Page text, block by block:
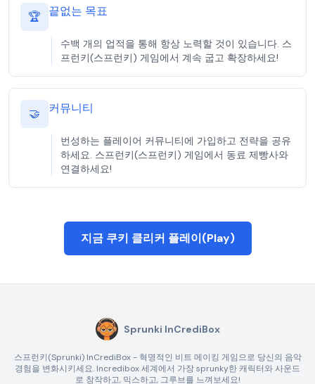
🏆 끝없는 목표
수백 개의 업적을 통해 항상 노력할 것이 있습니다. 스
프런키(스프런키) 게임에서 계속 굽고 확장하세요!
🤝 커뮤니티
번성하는 플레이어 커뮤니티에 가입하고 전략을 공유
하세요. 스프런키(스프런키) 게임에서 동료 제빵사와
연결하세요!
지금 쿠키 클리커 플레이(Play)
Sprunki InCrediBox
스프런키(Sprunki) InCrediBox - 혁명적인 비트 메이킹 게임으로 당신의 음악
경험을 변화시키세요. Incredibox 세계에서 가장 sprunky한 캐릭터와 사운드
로 창작하고, 믹스하고, 그루브를 느껴보세요!